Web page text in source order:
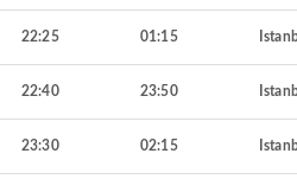
22:25 01:15
22:40 23:50
23:30 02:15